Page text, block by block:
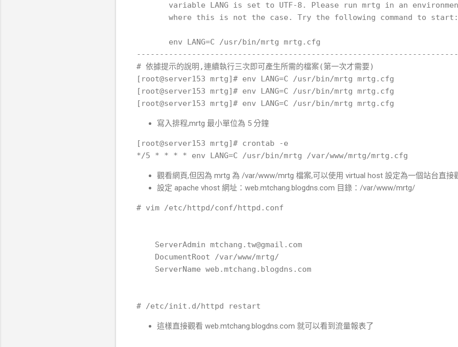
variable LANG is set to UTF-8. Please run mrtg in an
       where this is not the case. Try the following command to start:
       env LANG=C /usr/bin/mrtg mrtg.cfg
# 依據提示的說明,連續執行三次即可產生所需的檔案(第一次才需要)
[root@server153 mrtg]# env LANG=C /usr/bin/mrtg mrtg.cfg
[root@server153 mrtg]# env LANG=C /usr/bin/mrtg mrtg.cfg
寫入排程,mrtg 最小單位為 5 分鐘
[root@server153 mrtg]# crontab -e
觀看網頁,但因為 mrtg 為 /var/www/mrtg 檔案,可以使用 virtual host 設定為一個站台直接
設定 apache vhost 網址：web.mtchang.blogdns.com 目錄：/var/www/mrtg/
# vim /etc/httpd/conf/httpd.conf
    ServerAdmin mtchang.tw@gmail.com
    DocumentRoot /var/www/mrtg/
這樣直接觀看 web.mtchang.blogdns.com 就可以看到流量報表了